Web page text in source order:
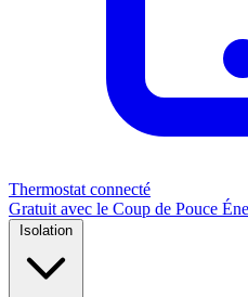
Thermostat connecté
Gratuit avec le Coup de Pouce